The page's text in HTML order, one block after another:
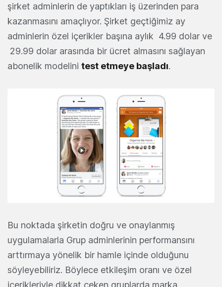
şirket adminlerin de yaptıkları iş üzerinden para
kazanmasını amaçlıyor. Şirket geçtiğimiz ay
adminlerin özel içerikler başına aylık 4.99 dolar ve
29.99 dolar arasında bir ücret almasını sağlayan
abonelik modelini test etmeye başladı.
Bu noktada şirketin doğru ve onaylanmış
uygulamalarla Grup adminlerinin performansını
arttırmaya yönelik bir hamle içinde olduğunu
söyleyebiliriz. Böylece etkileşim oranı ve özel
içerikleriyle dikkat çeken gruplarda marka